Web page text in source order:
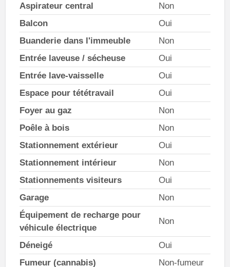
Aspirateur central
Non
Balcon
Oui
Buanderie dans l'immeuble
Non
Entrée laveuse / sécheuse
Oui
Entrée lave-vaisselle
Oui
Espace pour tététravail
Oui
Foyer au gaz
Non
Poêle à bois
Non
Stationnement extérieur
Oui
Stationnement intérieur
Non
Stationnements visiteurs
Oui
Garage
Non
Équipement de recharge pour
véhicule électrique
Non
Déneigé
Oui
Fumeur (cannabis)
Non-fumeur